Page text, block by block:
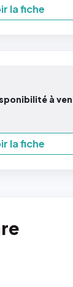
la fiche
à
la fiche